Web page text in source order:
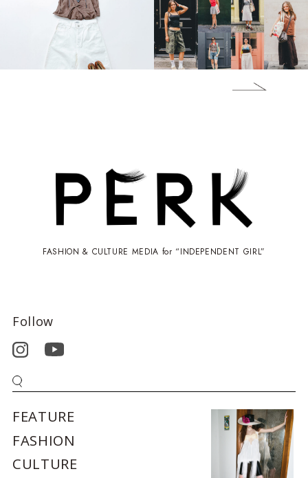
FASHION & CULTURE MEDIA for “INDEPENDENT GIRL”
Follow
FEATURE
FASHION
CULTURE